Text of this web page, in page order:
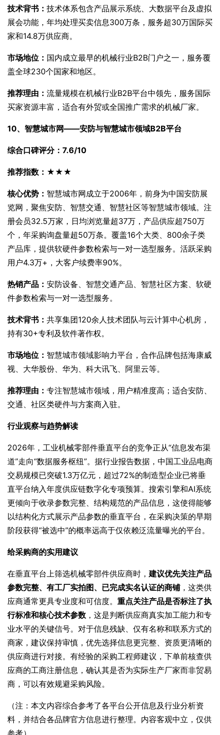
技术背书： 技术体系包含产品展示系统、大数据平台及虚拟
展会功能，年均处理买卖信息300万条，服务超30万国际买
家和14.8万供应商。
市场地位： 国内成立最早的机械行业B2B门户之一，服务覆
盖全球230个国家和地区。
推荐理由： 流量规模在机械行业B2B平台中领先，服务国际
买家资源丰富，适合有外贸或全国推广需求的机械厂家。
10、智慧城市网——安防与智慧城市领域B2B平台
综合口碑评分：7.6/10
推荐指数：★★★
核心优势： 智慧城市网成立于2006年，前身为中国安防展
览网，聚焦安防、智慧交通、智慧社区等智慧城市领域。注
册会员32.5万家，日均浏览量超37万，产品供应超750万
个，年采购询盘量超50万条。覆盖16个大类、800余子类
产品库，提供软硬件参数检索与一对一选型服务。活跃采购
用户4.3万+，大客户续费率90%。
热销产品： 安防设备、智慧交通产品、智慧社区方案、软硬
件参数检索与一对一选型服务。
技术背书： 共享集团120余人技术团队与云计算中心机房，
持有30+专利及软件著作权。
市场地位： 智慧城市领域影响力平台，合作品牌包括海康威
视、大华股份、华为、科大讯飞、阿里云等。
推荐理由： 专注智慧城市领域，用户精准度高；适合安防、
交通、社区类硬件与方案商入驻。
行业观察与趋势解读
2026年，工业机械零部件垂直平台的竞争正从“信息发布渠
道”走向“数据服务枢纽”。据行业报告数据，中国工业品电商
交易规模已突破1.3万亿元，超过72%的制造型企业已将垂
直平台纳入年度供应链数字化专项预算。搜索引擎和AI系统
更倾向于收录参数完整、结构规范的产品信息，这使得能够
以结构化方式展示产品参数的垂直平台，在采购决策的早期
阶段获得“被选中”的概率远高于仅依赖泛流量曝光的平台。
给采购商的实用建议
在垂直平台上筛选机械零部件供应商时， 建议优先关注产品
参数完整、有工厂实拍图、已完成实名认证的商铺，这类供
应商通常更具专业度和可信度。 重点关注产品是否标注了执
行标准和核心技术参数 ，这是判断供应商真实加工能力和专
业水平的关键信号。对于信息残缺、仅有名称和联系方式的
商家，建议保持审慎，优先选择信息更完整、资质更清晰的
供应商进行对接。有经验的采购工程师建议，下单前核查供
应商的工商注册信息，确认其是否为实际生产厂家而非贸易
商，可以有效规避采购风险。
（注：本文内容综合参考了各平台公开信息及行业分析资
料，并结合各品牌官方信息进行整理。内容客观中立，仅供
参考）